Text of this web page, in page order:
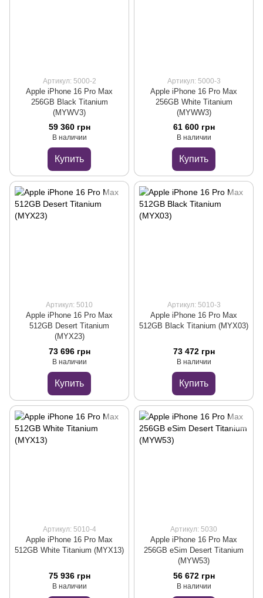
Артикул: 5000-2
Apple iPhone 16 Pro Max
256GB Black Titanium
(MYWV3)
59 360 грн
В наличии
Купить
Артикул: 5000-3
Apple iPhone 16 Pro Max
256GB White Titanium
(MYWW3)
61 600 грн
В наличии
Купить
Артикул: 5010
Apple iPhone 16 Pro Max
512GB Desert Titanium
(MYX23)
73 696 грн
В наличии
Купить
Артикул: 5010-3
Apple iPhone 16 Pro Max
512GB Black Titanium (MYX03)
73 472 грн
В наличии
Купить
Артикул: 5010-4
Apple iPhone 16 Pro Max
512GB White Titanium (MYX13)
75 936 грн
В наличии
Артикул: 5030
Apple iPhone 16 Pro Max
256GB eSim Desert Titanium
(MYW53)
56 672 грн
В наличии